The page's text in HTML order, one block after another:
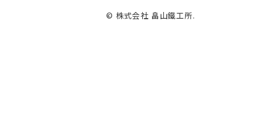
© 株式会社 畠山鐵工所.